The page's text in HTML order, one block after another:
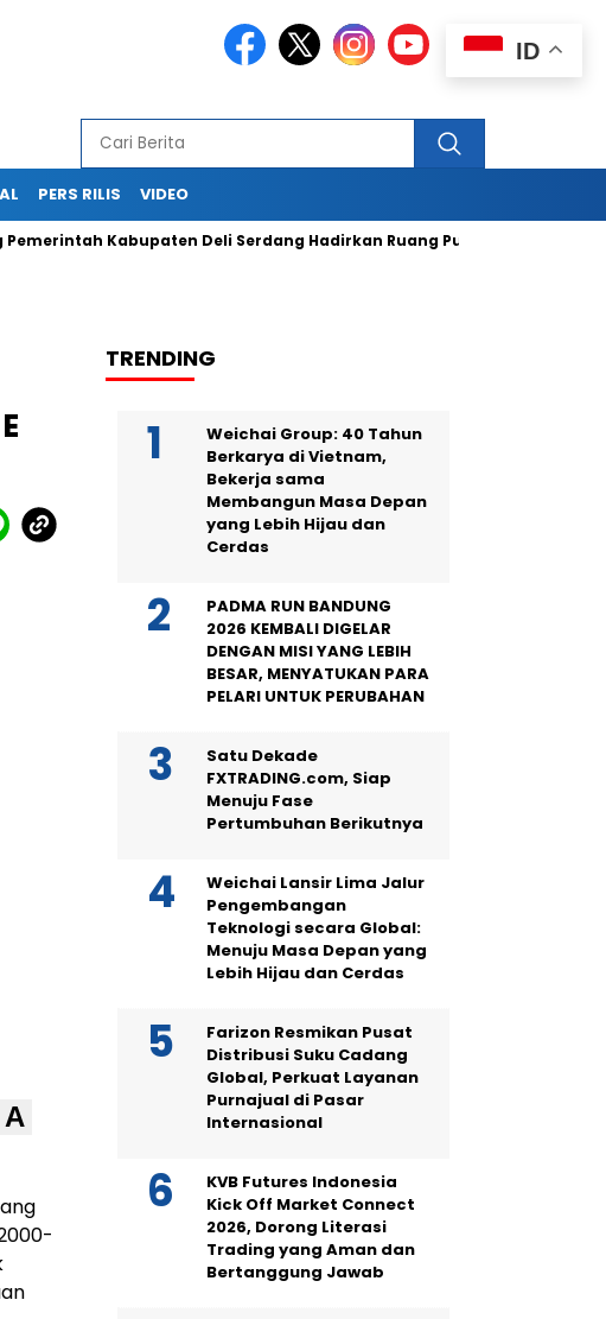
PERS RILIS VIDEO
Kabupaten Deli Serdang Hadirkan Ruang Publik Bersama melalui
A
TRENDING
Weichai Group: 40 Tahun
Berkarya di Vietnam,
Bekerja sama
Membangun Masa Depan
yang Lebih Hijau dan
Cerdas
PADMA RUN BANDUNG
2026 KEMBALI DIGELAR
DENGAN MISI YANG LEBIH
BESAR, MENYATUKAN PARA
PELARI UNTUK PERUBAHAN
Satu Dekade
FXTRADING.com, Siap
Menuju Fase
Pertumbuhan Berikutnya
Weichai Lansir Lima Jalur
Pengembangan
Teknologi secara Global:
Menuju Masa Depan yang
Lebih Hijau dan Cerdas
Farizon Resmikan Pusat
Distribusi Suku Cadang
Global, Perkuat Layanan
Purnajual di Pasar
Internasional
KVB Futures Indonesia
Kick Off Market Connect
2026, Dorong Literasi
Trading yang Aman dan
Bertanggung Jawab
ID